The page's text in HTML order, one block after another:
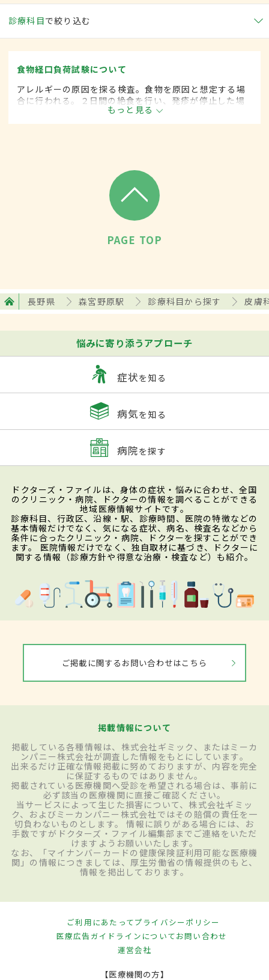
診療科目で絞り込む
食物経口負荷試験について
アレルギーの原因を探る検査。食物を原因と想定する場
合に行われる。２日間の絶食を行い、発疹が停止した場
合は食事性アレルギーと特定。後に単品で食事を摂取
し、発疹が出た場合その直前の食品が原因となる。
もっと見る
PAGE TOP
長野県 森宮野原駅 診療科目から探す 皮膚
悩みに寄り添うアプローチ
症状を知る
病気を知る
病院を探す
ドクターズ・ファイルは、身体の症状・悩みに合わせ、全国
のクリニック・病院、ドクターの情報を調べることができる
地域医療情報サイトです。
診療科目、行政区、沿線・駅、診療時間、医院の特徴などの
基本情報だけでなく、気になる症状、病名、検査名などから
条件に合ったクリニック・病院、ドクターを探すことができ
ます。 医院情報だけでなく、独自取材に基づき、ドクターに
関する情報（診療方針や得意な治療・検査など）も紹介。
ご掲載に関するお問い合わせはこちら
掲載情報について
掲載している各種情報は、株式会社ギミック、またはミーカ
ンパニー株式会社が調査した情報をもとにしています。
出来るだけ正確な情報掲載に努めておりますが、内容を完全
に保証するものではありません。
掲載されている医療機関へ受診を希望される場合は、事前に
必ず該当の医療機関に直接ご確認ください。
当サービスによって生じた損害について、株式会社ギミッ
ク、およびミーカンパニー株式会社ではその賠償の責任を一
切負わないものとします。 情報に誤りがある場合には、お
手数ですがドクターズ・ファイル編集部までご連絡をいただ
けますようお願いいたします。
なお、「マイナンバーカードの健康保険証利用可能な医療機
関」の情報につきましては、厚生労働省の情報提供のもと、
情報を掲出しております。
ご利用にあたってプライバシーポリシー
医療広告ガイドラインについてお問い合わせ
運営会社
【医療機関の方】